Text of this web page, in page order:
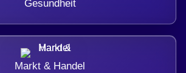
Gesundheit
Markt & Handel